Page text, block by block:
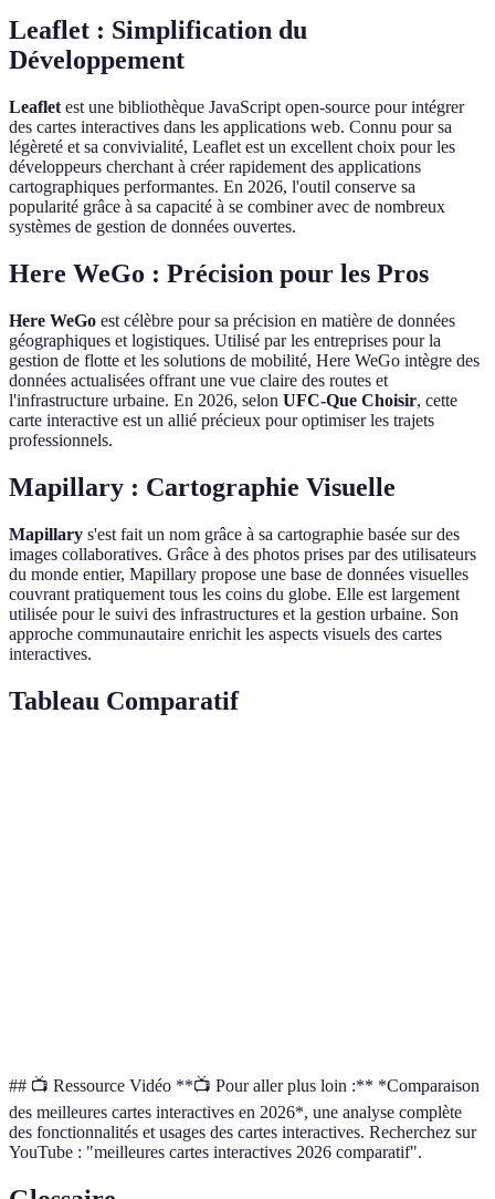
Leaflet : Simplification du
Développement
Leaflet est une bibliothèque JavaScript open-source pour intégrer
des cartes interactives dans les applications web. Connu pour sa
légèreté et sa convivialité, Leaflet est un excellent choix pour les
développeurs cherchant à créer rapidement des applications
cartographiques performantes. En 2026, l'outil conserve sa
popularité grâce à sa capacité à se combiner avec de nombreux
systèmes de gestion de données ouvertes.
Here WeGo : Précision pour les Pros
Here WeGo est célèbre pour sa précision en matière de données
géographiques et logistiques. Utilisé par les entreprises pour la
gestion de flotte et les solutions de mobilité, Here WeGo intègre des
données actualisées offrant une vue claire des routes et
l'infrastructure urbaine. En 2026, selon UFC-Que Choisir, cette
carte interactive est un allié précieux pour optimiser les trajets
professionnels.
Mapillary : Cartographie Visuelle
Mapillary s'est fait un nom grâce à sa cartographie basée sur des
images collaboratives. Grâce à des photos prises par des utilisateurs
du monde entier, Mapillary propose une base de données visuelles
couvrant pratiquement tous les coins du globe. Elle est largement
utilisée pour le suivi des infrastructures et la gestion urbaine. Son
approche communautaire enrichit les aspects visuels des cartes
interactives.
Tableau Comparatif
## 📺 Ressource Vidéo **📺 Pour aller plus loin :** *Comparaison
des meilleures cartes interactives en 2026*, une analyse complète
des fonctionnalités et usages des cartes interactives. Recherchez sur
YouTube : "meilleures cartes interactives 2026 comparatif".